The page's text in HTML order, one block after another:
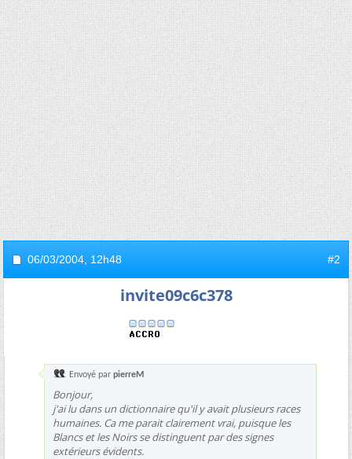
06/03/2004, 12h48 #2
invite09c6c378
Envoyé par pierreM
Bonjour,
j'ai lu dans un dictionnaire qu'il y avait plusieurs races
humaines. Ca me parait clairement vrai, puisque les
Blancs et les Noirs se distinguent par des signes
extérieurs évidents.